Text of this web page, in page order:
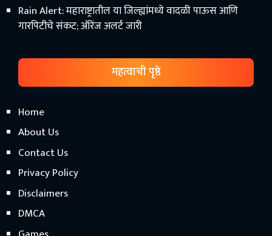
Rain Alert: महाराष्ट्रातील या जिल्ह्यांमध्ये वादळी पाऊस आणि
गारपिटीचे संकट; ऑरेंज अलर्ट जारी
महत्वाची पृष्ठे
Home
About Us
Contact Us
Privacy Policy
Disclaimers
DMCA